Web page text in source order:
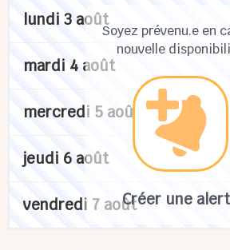
Soyez prévenu.e en
nouvelle
Créer une
lundi 3 août
mardi 4 août
mercredi 5 août
jeudi 6 août
vendredi 7 août